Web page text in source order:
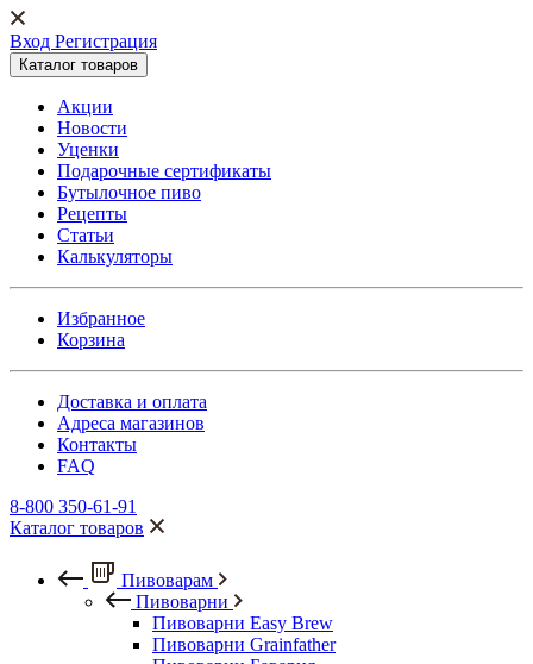
Вход Регистрация
Каталог товаров
Акции
Новости
Уценки
Подарочные сертификаты
Бутылочное пиво
Рецепты
Статьи
Калькуляторы
Избранное
Корзина
Доставка и оплата
Адреса магазинов
Контакты
FAQ
8-800 350-61-91
Каталог товаров
Пивоварам
Пивоварни
Пивоварни Easy Brew
Пивоварни Grainfather